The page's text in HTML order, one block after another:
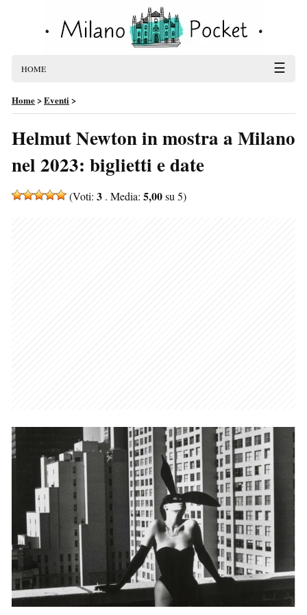
HOME ☰
Home>Eventi>
Helmut Newton in mostra a Milano
nel 2023: biglietti e date
(Voti: 3 . Media: 5,00su 5)